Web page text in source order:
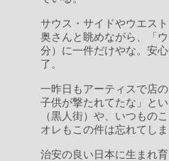
サウス・サイドやウエス
奥さんと眺めながら、「
分）に一件だけやな。安
了。
一昨日もアーティスで店
子供が撃たれてたな」と
（黒人街）や、いつもの
オレもこの件は忘れてし
治安の良い日本に生まれ